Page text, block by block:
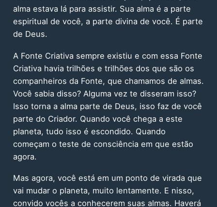
alma estava lá para assistir. Sua alma é a parte
espiritual de você, a parte divina de você. É parte
de Deus.
A Fonte Criativa sempre existiu e com essa Fonte
Criativa havia trilhões e trilhões dos que são os
companheiros da Fonte, que chamamos de almas.
Você sabia disso? Alguma vez te disseram isso?
Isso torna a alma parte de Deus, isso faz de você
parte do Criador. Quando você chega a este
planeta, tudo isso é escondido. Quando
começam o teste de consciência em que estão
agora.
Mas agora, você está em um ponto de virada que
vai mudar o planeta, muito lentamente. E nisso,
convido vocês a conhecerem suas almas. Haverá